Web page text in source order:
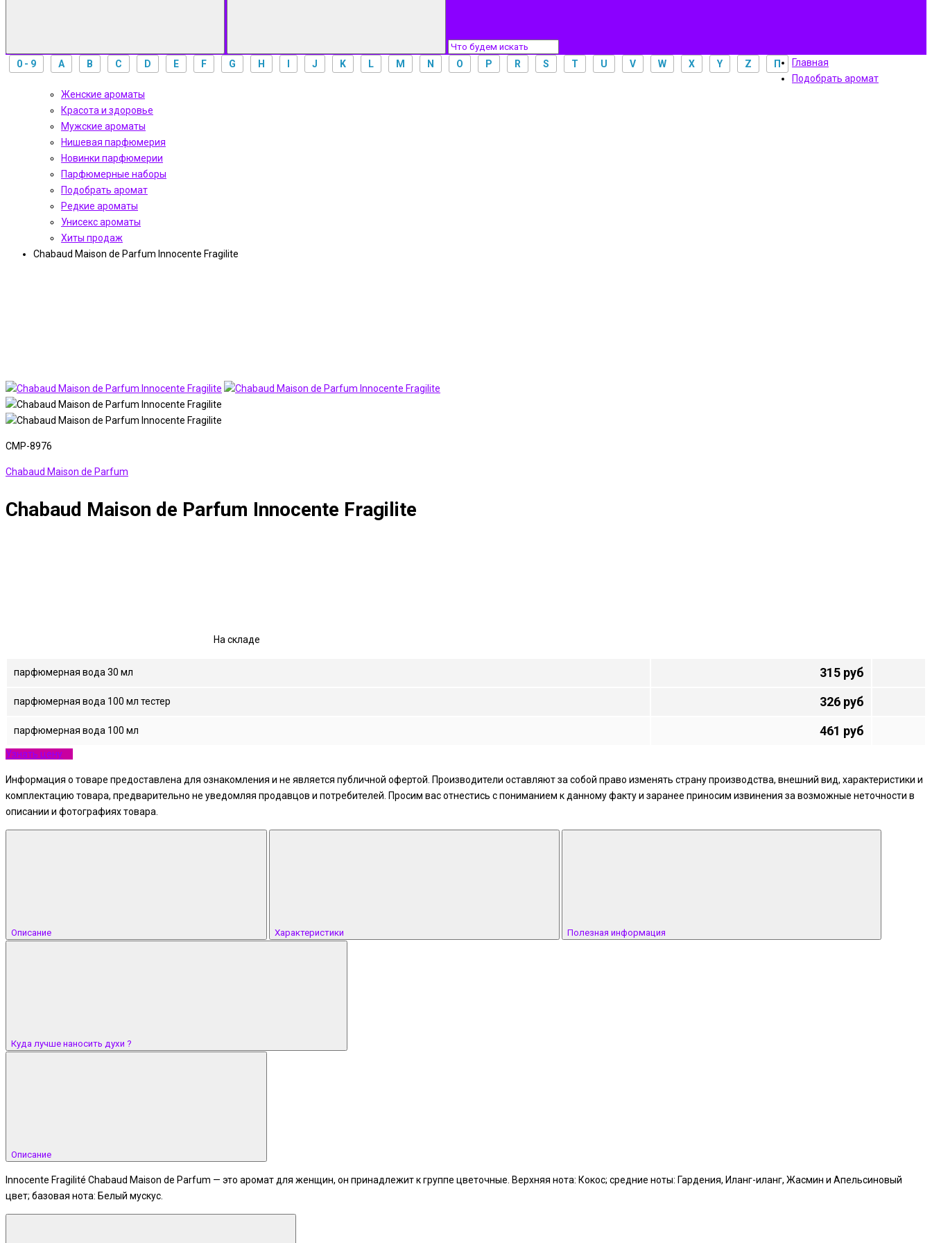
0 - 9 A B C D E F G H J K L M N O P R S T U V W X Y Z П
Главная
Подобрать аромат
Женские ароматы
Красота и здоровье
Мужские ароматы
Нишевая парфюмерия
Новинки парфюмерии
Парфюмерные наборы
Подобрать аромат
Редкие ароматы
Унисекс ароматы
Хиты продаж
Chabaud Maison de Parfum Innocente Fragilite
CMP-8976
Chabaud Maison de Parfum
Chabaud Maison de Parfum Innocente Fragilite
На складе
парфюмерная вода 30 мл 315 руб
парфюмерная вода 100 мл тестер 326 руб
парфюмерная вода 100 мл 461 руб
Узнать цену
Информация о товаре предоставлена для ознакомления и не является публичной офертой. Производители оставляют за собой право изменять страну производства, внешний вид, характеристики и
комплектацию товара, предварительно не уведомляя продавцов и потребителей. Просим вас отнестись с пониманием к данному факту и заранее приносим извинения за возможные неточности в
описании и фотографиях товара.
Описание Характеристики Полезная информация
Куда лучше наносить духи ?
Описание
Innocente Fragilité Chabaud Maison de Parfum — это аромат для женщин, он принадлежит к группе цветочные. Верхняя нота: Кокос; средние ноты: Гардения, Иланг-иланг, Жасмин и Апельсиновый
цвет; базовая нота: Белый мускус.